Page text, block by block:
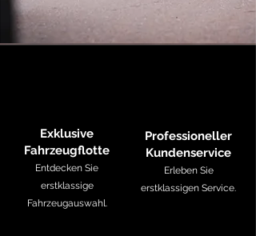
Exklusive
Fahrzeugflotte
Entdecken Sie
erstklassige
Fahrzeugauswahl.
Professioneller
Kundenservice
​Erleben Sie
erstklassigen Service.